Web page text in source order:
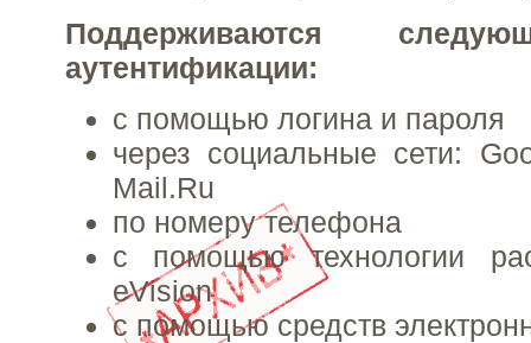
Поддерживаются
аутентификации:
с помощью логина и пароля
через социальные сети:
Mail.Ru
по номеру телефона
с помощью технологии
eVision
с помощью средств